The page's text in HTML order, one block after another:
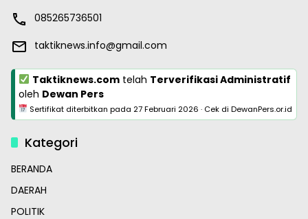
085265736501
taktiknews.info@gmail.com
Taktiknews.comtelah Terverifikasi Administratif
oleh Dewan Pers
Sertifikat diterbitkan pada 27 Februari 2026 · Cek di DewanPers.or.id
Kategori
BERANDA
DAERAH
POLITIK